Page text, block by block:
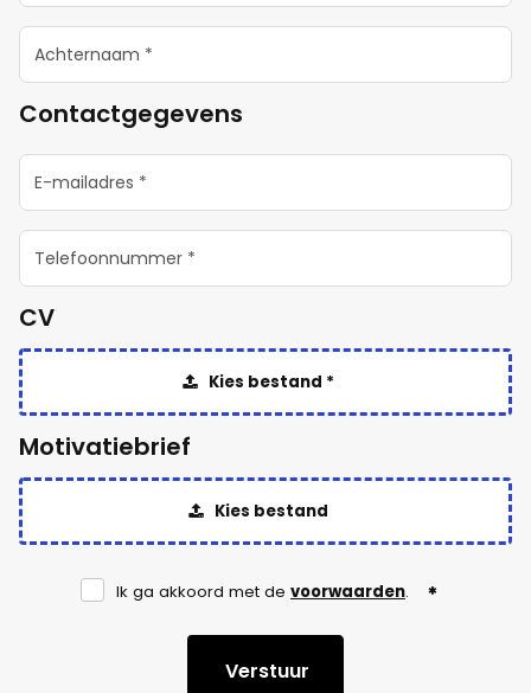
Contactgegevens
CV
Kies bestand *
Motivatiebrief
Kies bestand
Ik ga akkoord met de voorwaarden.
Verstuur